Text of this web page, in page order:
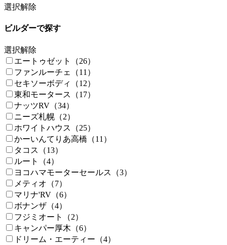
選択解除
ビルダーで探す
選択解除
エートゥゼット（26）
ファンルーチェ（11）
セキソーボディ（12）
東和モータース（17）
ナッツRV（34）
ニーズ札幌（2）
ホワイトハウス（25）
かーいんてりあ高橋（11）
タコス（13）
ルート（4）
ヨコハマモーターセールス（3）
メティオ（7）
マリナ'RV（6）
ボナンザ（4）
フジミオート（2）
キャンパー厚木（6）
ドリーム・エーティー（4）